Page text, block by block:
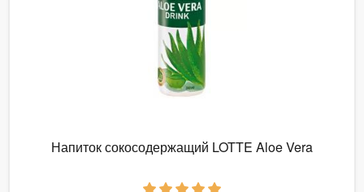
Напиток сокосодержащий LOTTE Aloe Vera